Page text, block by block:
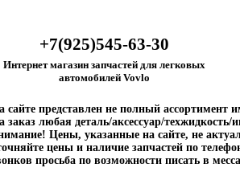
+7(925)545-63-30
Интернет магазин запчастей для легковых
автомобилей Vovlo
сайте представлен не полный ассортимент
заказ любая деталь/аксессуар/техжидкость/
Цены, указанные на сайте, не
цены и наличие запчастей по
просьба по возможности писать в